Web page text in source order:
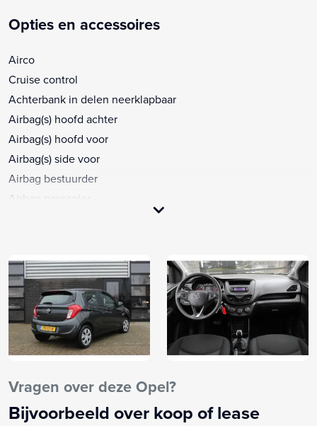
Opties en accessoires
Airco
Cruise control
Achterbank in delen neerklapbaar
Airbag(s) hoofd achter
Airbag(s) hoofd voor
Airbag(s) side voor
Airbag bestuurder
Airbag passagier
Anti doorSlip Regeling
Bandenspanningscontrolesysteem
Bestuurdersstoel in hoogte verstelbaar
Bluetooth
Boordcomputer
Buitenspiegels elektrisch verstelbaar
Centrale vergrendeling met afstandsbediening
Dakspoiler
Vragen over deze Opel?
Bijvoorbeeld over koop of lease